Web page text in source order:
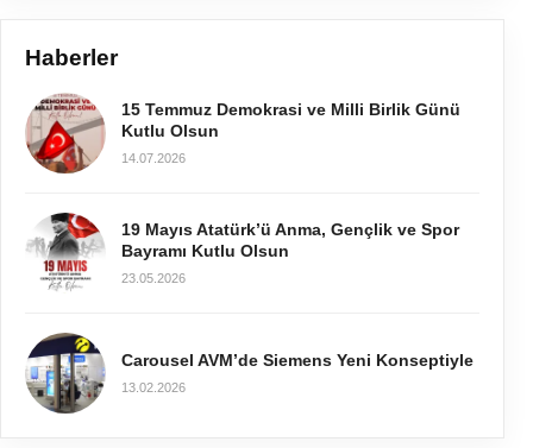
Haberler
15 Temmuz Demokrasi ve Milli Birlik Günü
Kutlu Olsun
14.07.2026
19 Mayıs Atatürk’ü Anma, Gençlik ve Spor
Bayramı Kutlu Olsun
23.05.2026
Carousel AVM’de Siemens Yeni Konseptiyle
13.02.2026